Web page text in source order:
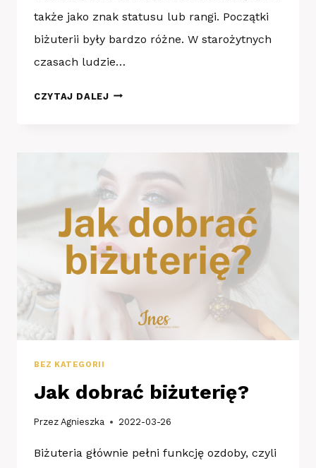
także jako znak statusu lub rangi. Początki
biżuterii były bardzo różne. W starożytnych
czasach ludzie…
CZYTAJ DALEJPOZNAJ
BEZ KATEGORII
Jak dobrać biżuterię?
Przez Agnieszka 2022-03-26
Biżuteria głównie pełni funkcję ozdoby, czyli